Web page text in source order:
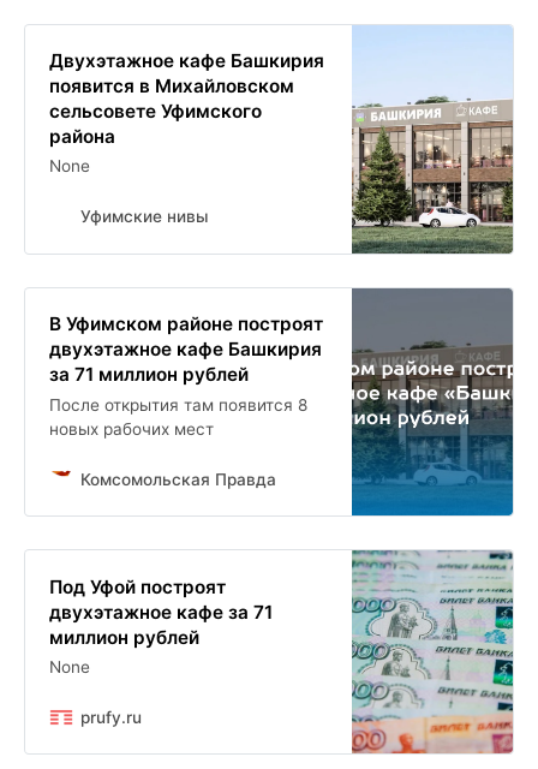
Двухэтажное кафе Башкирия
появится в Михайловском
сельсовете Уфимского
района
None
Уфимские нивы
В Уфимском районе построят
двухэтажное кафе Башкирия
за 71 миллион рублей
После открытия там появится 8
новых рабочих мест
Комсомольская Правда
Под Уфой построят
двухэтажное кафе за 71
миллион рублей
None
prufy.ru